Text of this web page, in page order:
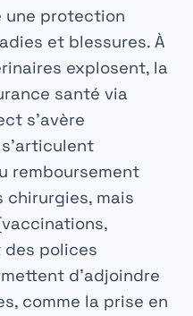
une protection
et blessures. À
explosent, la
santé via
s’avère
remboursement
chirurgies, mais
polices
d’adjoindre
comme la prise en